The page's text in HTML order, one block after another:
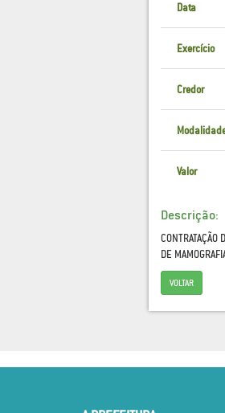
Data
Exercício
Credor
Valor
Descrição:
CONTRATAÇÃO
DE
VOLTAR